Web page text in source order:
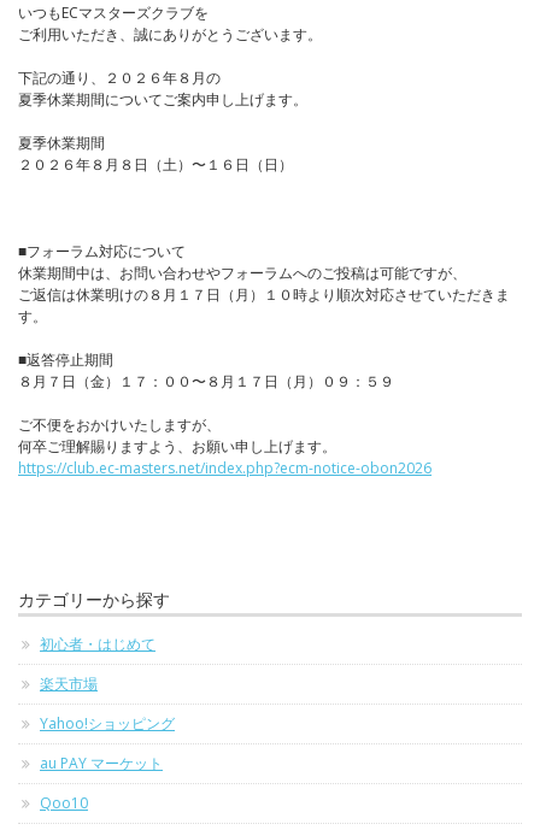
いつもECマスターズクラブを
ご利用いただき、誠にありがとうございます。
下記の通り、２０２６年８月の
夏季休業期間についてご案内申し上げます。
夏季休業期間
２０２６年８月８日（土）〜１６日（日）
■フォーラム対応について
休業期間中は、お問い合わせやフォーラムへのご投稿は可能ですが、
ご返信は休業明けの８月１７日（月）１０時より順次対応させていただきま
す。
■返答停止期間
８月７日（金）１７：００〜８月１７日（月）０９：５９
ご不便をおかけいたしますが、
何卒ご理解賜りますよう、お願い申し上げます。
https://club.ec-masters.net/index.php?ecm-notice-obon2026
カテゴリーから探す
初心者・はじめて
楽天市場
Yahoo!ショッピング
au PAY マーケット
Qoo10